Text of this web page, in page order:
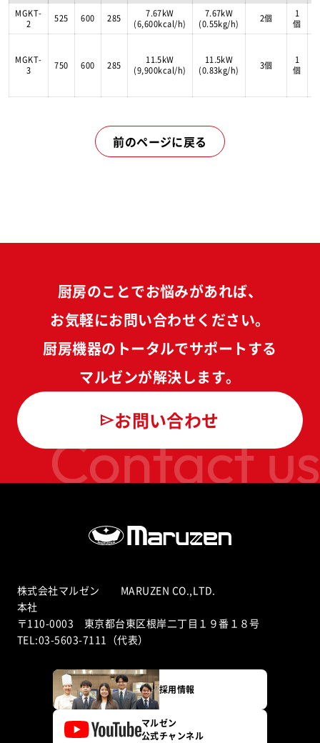
MGKT-
2
525 600 285
7.67kW
(6,600kcal/h)
7.67kW
(0.55kg/h)
2個
1
個
MGKT-
3
750 600 285
11.5kW
(9,900kcal/h)
11.5kW
(0.83kg/h)
3個
1
個
前のページに戻る
Contact us
厨房のことでお悩みがあれば、
お気軽にお問い合わせください。
厨房機器のトータルでサポートする
マルゼンが解決します。
お問い合わせ
株式会社マルゼン MARUZEN CO.,LTD.
本社
〒110-0003 東京都台東区根岸二丁目１９番１８号
TEL:03-5603-7111（代表）
採用情報
マルゼン
公式チャンネル